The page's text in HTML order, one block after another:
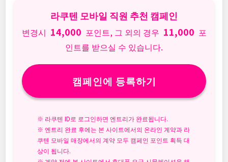
라쿠텐 모바일 직원 추천 캠페인
변경시 14,000 포인트, 그 외의 경우 11,000 포
인트를 받으실 수 있습니다.
캠페인에 등록하기
※ 라쿠텐 ID로 로그인하면 엔트리가 완료됩니다.
※ 엔트리 완료 후에는 본 사이트에서의 온라인 계약과 라
쿠텐 모바일 매장에서의 계약 모두 캠페인 포인트 획득 대
상이 됩니다.